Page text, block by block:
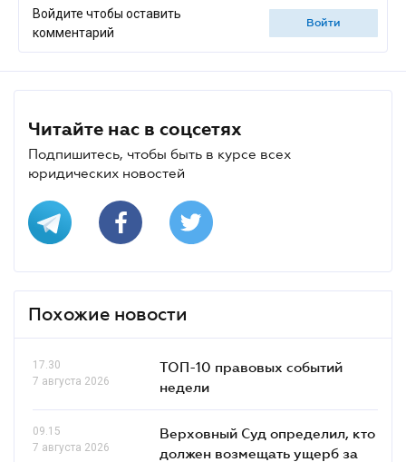
Войдите чтобы оставить
комментарий
войти
Читайте нас в соцсетях
Подпишитесь, чтобы быть в курсе всех
юридических новостей
Похожие новости
17.30
7 августа 2026
ТОП-10 правовых событий
недели
09.15
7 августа 2026
Верховный Суд определил, кто
должен возмещать ущерб за